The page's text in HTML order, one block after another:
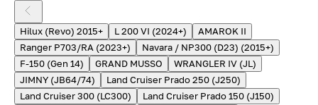
Hilux (Revo) 2015+ L 200 VI (2024+)
AMAROK II
Ranger P703/RA (2023+)
Navara / NP300 (D23) (2015+)
F-150 (Gen 14)
GRAND MUSSO
WRANGLER IV (JL)
JIMNY (JB64/74)
Land Cruiser Prado 250 (J250)
Land Cruiser 300 (LC300)
Land Cruiser Prado 150 (J150)